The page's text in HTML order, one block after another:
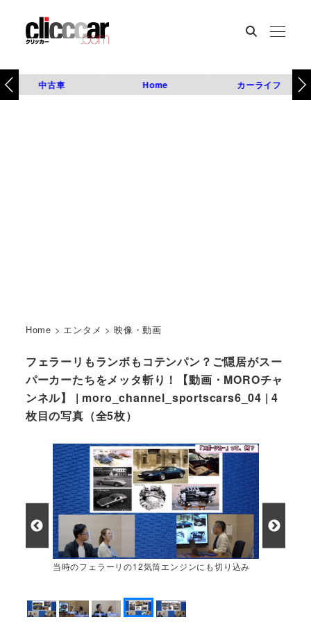
中古車 Home カーライフ
Home > エンタメ >映像・動画
フェラーリもランボもコテンパン？ご隠居がスー
パーカーたちをメッタ斬り！【動画・MOROチャ
ンネル】 | moro_channel_sportscars6_04 | 4
枚目の写真（全5枚）
当時のフェラーリの12気筒エンジンにも切り込み